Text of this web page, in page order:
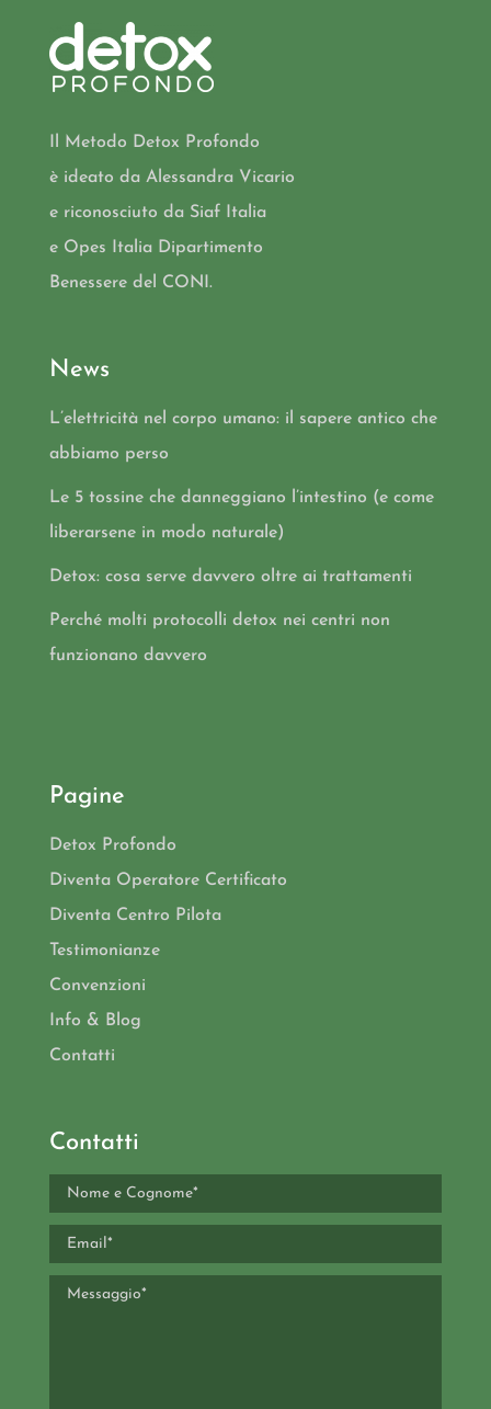
Il Metodo Detox Profondo
è ideato da Alessandra Vicario
e riconosciuto da Siaf Italia
e Opes Italia Dipartimento
Benessere del CONI.
News
L’elettricità nel corpo umano: il sapere antico che
abbiamo perso
Le 5 tossine che danneggiano l’intestino (e come
liberarsene in modo naturale)
Detox: cosa serve davvero oltre ai trattamenti
Perché molti protocolli detox nei centri non
funzionano davvero
Pagine
Detox Profondo
Diventa Operatore Certificato
Diventa Centro Pilota
Testimonianze
Convenzioni
Info & Blog
Contatti
Contatti